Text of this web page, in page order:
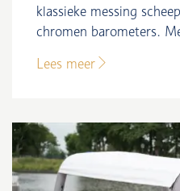
klassieke messing
chromen barometers.
Lees meer